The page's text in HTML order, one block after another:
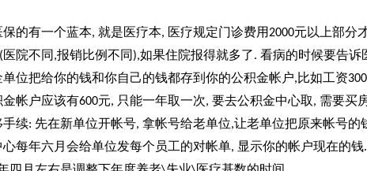
保的有一个蓝本, 就是医疗本, 医疗规定门诊费用2000元以上部分
医院不同 ,报销比例不同 ),如果住院报得就多了. 看病的时候要告诉
单位把给你的钱和你自己的钱都存到你的公积金帐户,比如工资
金帐户应该有600元, 只能一年取一次, 要去公积金中心取, 需要买
手续: 先在新单位开帐号, 拿帐号给老单位,让老单位把原来帐号的
心每年六月会给单位发每个员工的对帐单, 显示你的帐户现在的钱.